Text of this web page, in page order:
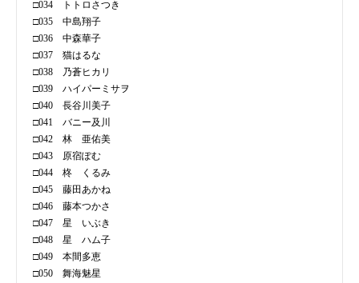
□034 トトロさつき
□035 中島翔子
□036 中森華子
□037 猫はるな
□038 乃蒼ヒカリ
□039 ハイパーミサヲ
□040 長谷川美子
□041 バニー及川
□042 林 亜佑美
□043 原宿ぽむ
□044 柊 くるみ
□045 藤田あかね
□046 藤本つかさ
□047 星 いぶき
□048 星 ハム子
□049 本間多恵
□050 舞海魅星